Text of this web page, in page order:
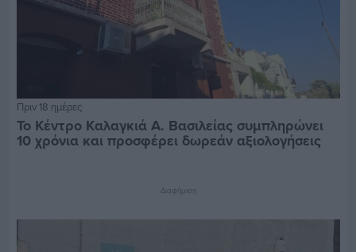
Πριν 18 ημέρες
Το Κέντρο Καλαγκιά Α. Βασιλείας συμπληρώνει
10 χρόνια και προσφέρει δωρεάν αξιολογήσεις
Διαφήμιση